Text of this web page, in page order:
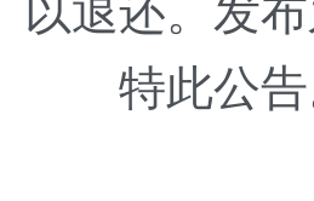
以退还。发
特此公告